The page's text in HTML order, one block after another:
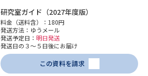
研究室ガイド（2027年度版）
料金（送料含）：180円
発送方法：ゆうメール
発送予定日： 明日発送
発送日の３～５日後にお届け
この資料を請求